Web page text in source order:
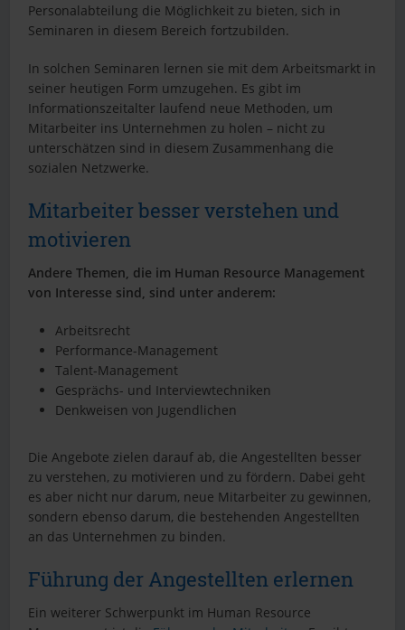
Personalabteilung die Möglichkeit zu bieten, sich in
Seminaren in diesem Bereich fortzubilden.
In solchen Seminaren lernen sie mit dem Arbeitsmarkt in
seiner heutigen Form umzugehen. Es gibt im
Informationszeitalter laufend neue Methoden, um
Mitarbeiter ins Unternehmen zu holen – nicht zu
unterschätzen sind in diesem Zusammenhang die
sozialen Netzwerke.
Mitarbeiter besser verstehen und
motivieren
Andere Themen, die im Human Resource Management
von Interesse sind, sind unter anderem:
Arbeitsrecht
Performance-Management
Talent-Management
Gesprächs- und Interviewtechniken
Denkweisen von Jugendlichen
Die Angebote zielen darauf ab, die Angestellten besser
zu verstehen, zu motivieren und zu fördern. Dabei geht
es aber nicht nur darum, neue Mitarbeiter zu gewinnen,
sondern ebenso darum, die bestehenden Angestellten
an das Unternehmen zu binden.
Führung der Angestellten erlernen
Ein weiterer Schwerpunkt im Human Resource